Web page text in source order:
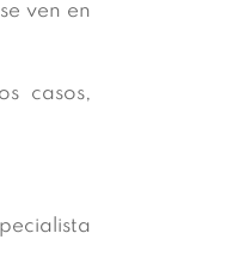
ven en
casos,